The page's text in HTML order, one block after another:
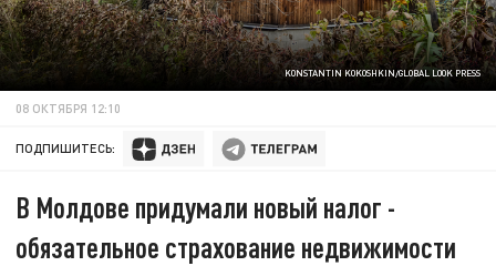
KONSTANTIN KOKOSHKIN/GLOBAL LOOK PRESS
08 ОКТЯБРЯ 12:10
ПОДПИШИТЕСЬ:
В Молдове придумали новый налог -
обязательное страхование недвижимости